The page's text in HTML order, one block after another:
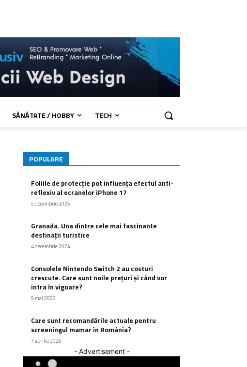
SĂNĂTATE / HOBBY TECH
POPULARE
Foliile de protecție pot influența efectul anti-
reflexiv al ecranelor iPhone 17
5 decembrie 2025
Granada. Una dintre cele mai fascinante
destinații turistice
4 decembrie 2024
Consolele Nintendo Switch 2 au costuri
crescute. Care sunt noile prețuri și când vor
intra în vigoare?
9 mai 2026
Care sunt recomandările actuale pentru
screeningul mamar în România?
7 aprilie 2026
- Advertisement -